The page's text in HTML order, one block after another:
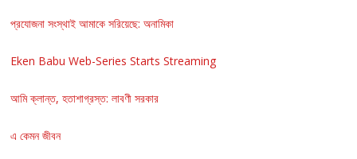
প্রযোজনা সংস্থাই আমাকে সরিয়েছে: অনামিকা
Eken Babu Web-Series Starts Streaming
আমি ক্লান্ত, হতাশাগ্রস্ত: লাবণী সরকার
এ কেমন জীবন